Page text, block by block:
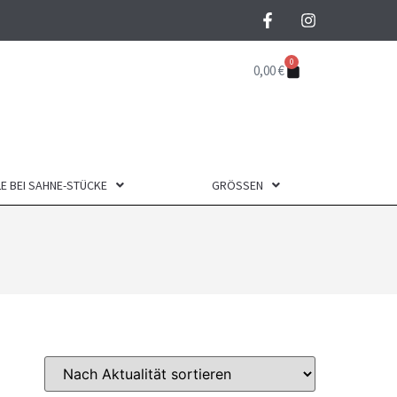
0,00€ 0
BEI SAHNE-STÜCKE GRÖSSEN